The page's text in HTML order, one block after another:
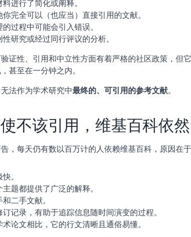
进行了简化或阐释。
完全可以（也应当）直接引用的文献。
过程中可能会引入错误。
研究或经过同行评议的分析。
证性、引用和中立性方面有着严格的社区政策，但
甚至在一分钟之内。
法作为学术研究中最终的、可引用的参考文献。
不该引用，维基百科依
，每天仍有数以百万计的人依赖维基百科，原因在于
。
题都提供了广泛的解释。
二手文献。
记录，有助于追踪信息随时间演变的过程。
论文相比，它的行文清晰且通俗易懂。